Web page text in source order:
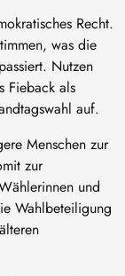
Recht.
was die
Nutzen
Fieback als
auf.
Menschen zur
zur
und
Wahlbeteiligung